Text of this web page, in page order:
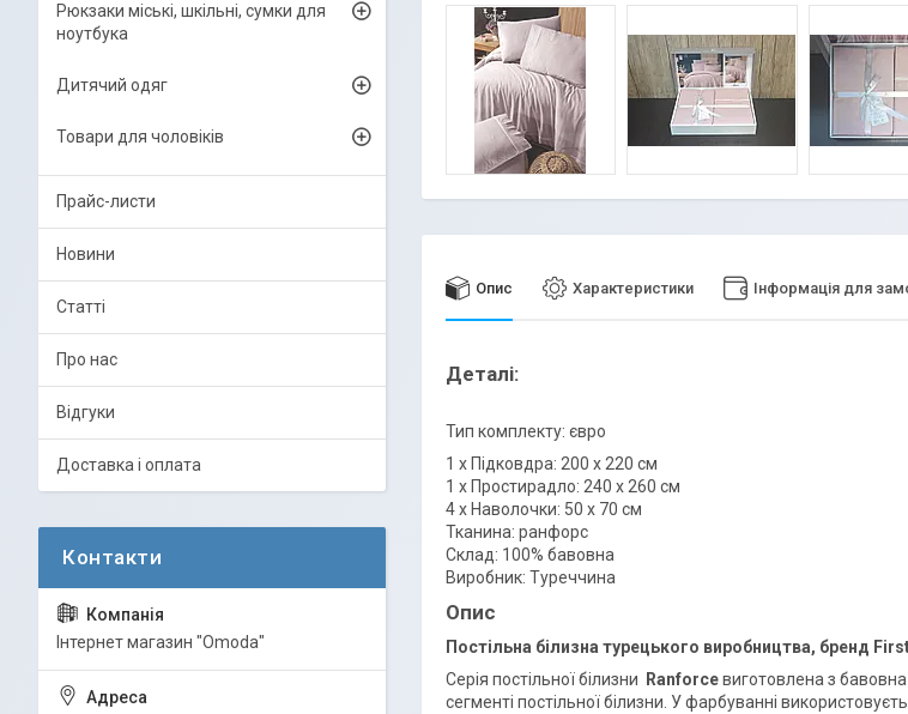
Опис Характеристики Інформація для
Деталі:
Тип комплекту: євро
1 х Підковдра: 200 х 220 см
1 х Простирадло: 240 х 260 см
4 х Наволочки: 50 х 70 см
Тканина: ранфорс
Склад: 100% бавовна
Виробник: Туреччина
Опис
Постільна білизна турецького виробництва, бренд
Серія постільної білизни
Ranforceвиготовлена з бавовна
сегменті постільної білизни. У фарбуванні
Рюкзаки міські, шкільні, сумки для
ноутбука
Дитячий одяг
Товари для чоловіків
Прайс-листи
Новини
Статті
Про нас
Відгуки
Доставка і оплата
Інтернет магазин "Omoda"